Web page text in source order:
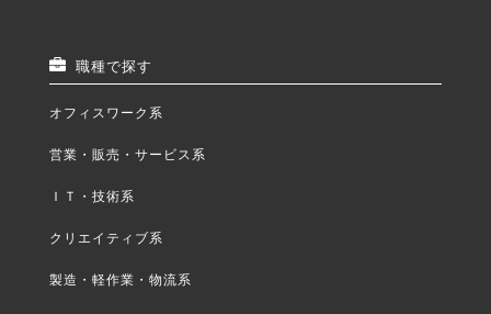
職種で探す
オフィスワーク系
営業・販売・サービス系
ＩＴ・技術系
クリエイティブ系
製造・軽作業・物流系